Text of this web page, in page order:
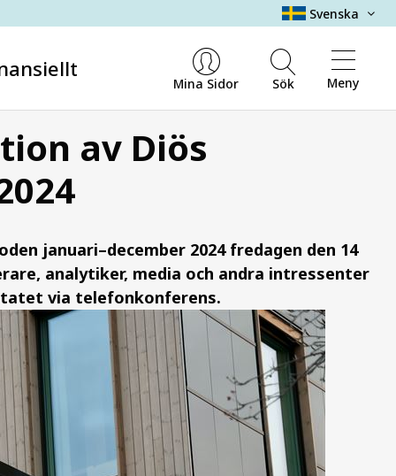
Svenska
Mina Sidor Sök Meny
av Diös
januari–december 2024 fredagen den 14
analytiker, media och andra intressenter
via telefonkonferens.